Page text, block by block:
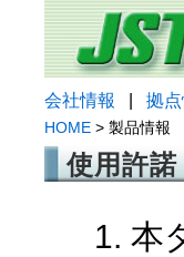
会社情報 拠
HOME > 製品情報
使用許諾
1. 本